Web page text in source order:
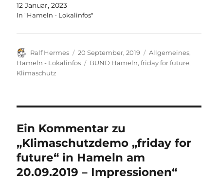
12 Januar, 2023
In "Hameln - Lokalinfos"
Autor
Ralf Hermes
Veröffentlicht
am
20 September, 2019 Kategorien
Allgemeines,
Hameln - Lokalinfos
Schlagwörter
BUND Hameln,friday for future,
Klimaschutz
Ein Kommentar zu
„Klimaschutzdemo „friday for
future“ in Hameln am
20.09.2019 – Impressionen“